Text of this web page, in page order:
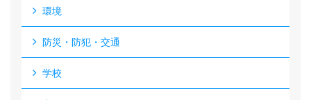
環境
防災・防犯・交通
学校